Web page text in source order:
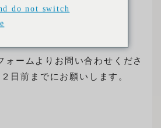
方
方
& Showroom
ォームよりお問い合わせくださ
日前までにお願いします。
do not switch